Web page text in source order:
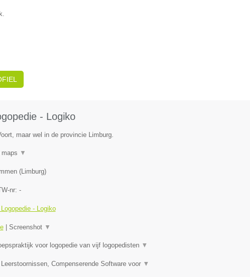
- Logiko
maar wel in de provincie Limburg.
▼
(Limburg)
nr: -
- Logiko
| Screenshot ▼
voor logopedie van vijf logopedisten ▼
Compenserende Software voor ▼